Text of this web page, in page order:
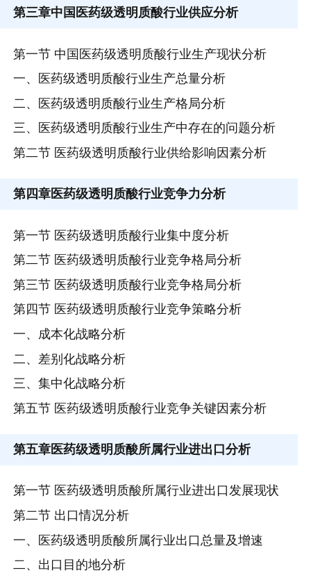
第三章中国医药级透明质酸行业供应分析
第一节 中国医药级透明质酸行业生产现状分析
一、医药级透明质酸行业生产总量分析
二、医药级透明质酸行业生产格局分析
三、医药级透明质酸行业生产中存在的问题分析
第二节 医药级透明质酸行业供给影响因素分析
第四章医药级透明质酸行业竞争力分析
第一节 医药级透明质酸行业集中度分析
第二节 医药级透明质酸行业竞争格局分析
第三节 医药级透明质酸行业竞争格局分析
第四节 医药级透明质酸行业竞争策略分析
一、成本化战略分析
二、差别化战略分析
三、集中化战略分析
第五节 医药级透明质酸行业竞争关键因素分析
第五章医药级透明质酸所属行业进出口分析
第一节 医药级透明质酸所属行业进出口发展现状
第二节 出口情况分析
一、医药级透明质酸所属行业出口总量及增速
二、出口目的地分析